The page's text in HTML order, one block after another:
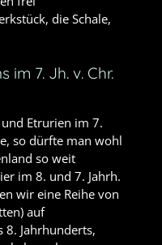
die Schale,
im 7. Jh. v. Chr.
Etrurien im 7.
so dürfte man wohl
so weit
im 8. und 7. Jahrh.
wir eine Reihe von
auf
8. Jahrhunderts,